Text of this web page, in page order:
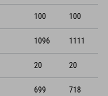
100 100
1096 1111
20 20
699 718